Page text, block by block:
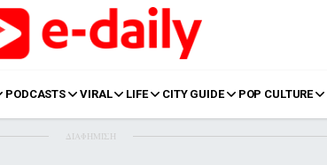
PODCASTS VIRAL LIFE CITY GUIDE POP CULTURE
ΔΙΑΦΗΜΙΣΗ